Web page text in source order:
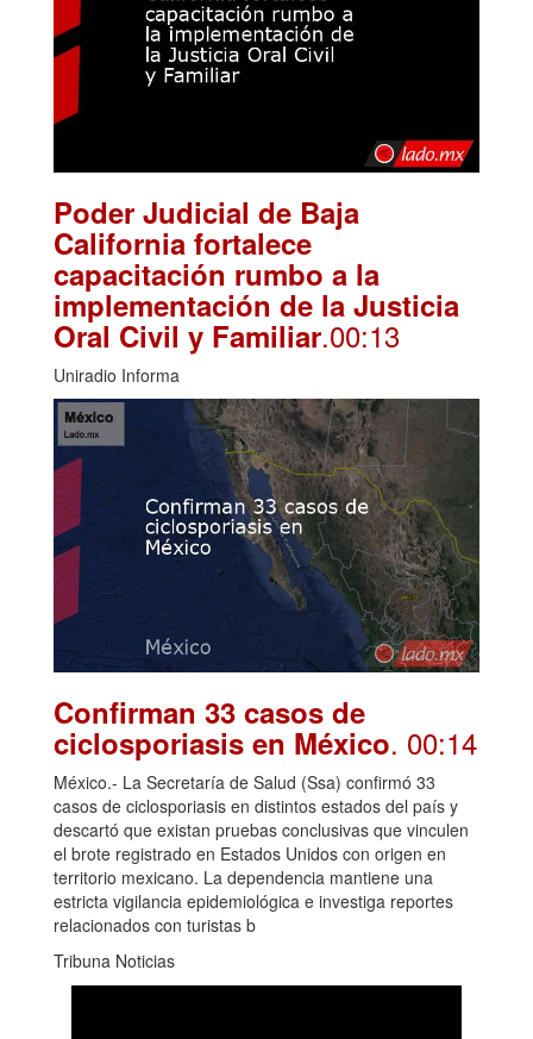
Poder Judicial de Baja
California fortalece
capacitación rumbo a la
implementación de la Justicia
Oral Civil y Familiar.00:13
Uniradio Informa
Confirman 33 casos de
ciclosporiasis en México. 00:14
México.- La Secretaría de Salud (Ssa) confirmó 33
casos de ciclosporiasis en distintos estados del país y
descartó que existan pruebas conclusivas que vinculen
el brote registrado en Estados Unidos con origen en
territorio mexicano. La dependencia mantiene una
estricta vigilancia epidemiológica e investiga reportes
relacionados con turistas b
Tribuna Noticias